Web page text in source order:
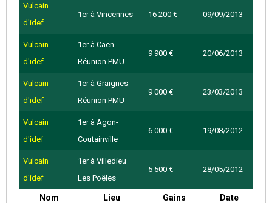
Vulcain
d'idef
1er à Vincennes 16 200 € 09/09/2013
Vulcain
d'idef
1er à Caen -
Réunion PMU
9 900 € 20/06/2013
Vulcain
d'idef
1er à Graignes -
Réunion PMU
9 000 € 23/03/2013
Vulcain
d'idef
1er à Agon-
Coutainville
6 000 € 19/08/2012
Vulcain
d'idef
1er à Villedieu
Les Poëles
5 500 € 28/05/2012
Nom Lieu Gains Date